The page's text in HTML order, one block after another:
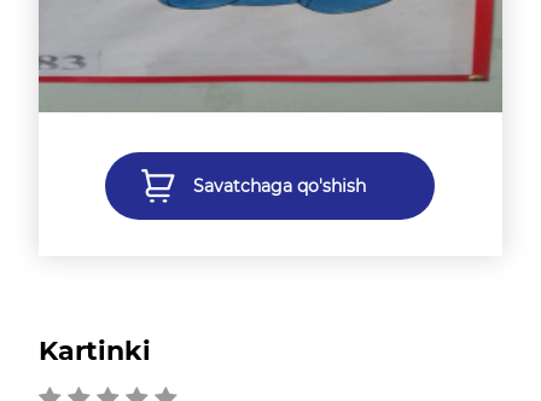
Savatchaga qo'shish
Kartinki